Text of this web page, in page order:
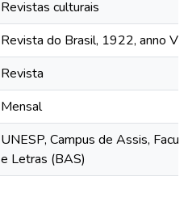
Revistas culturais
Revista do Brasil, 1922, anno
Revista
Mensal
UNESP, Campus de Assis,
e Letras (BAS)